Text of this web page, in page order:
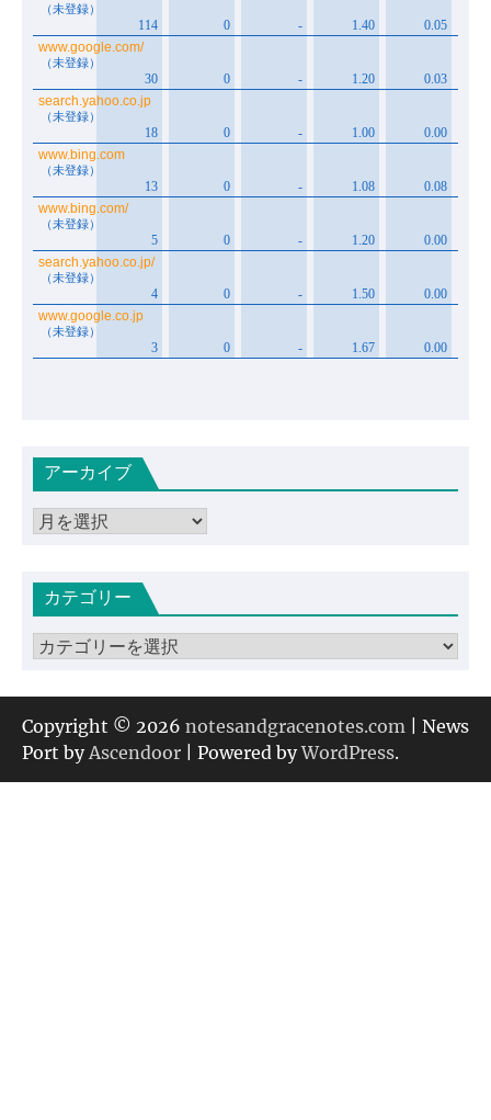
アーカイブ
ア
イカテゴリー
カ
ゴ
リ
ー
Copyright © 2026 notesandgracenotes.com | News
Port by Ascendoor | Powered byWordPress.